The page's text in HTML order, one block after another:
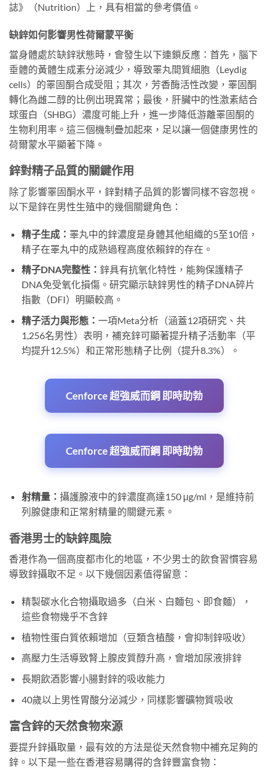
誌》（Nutrition）上，具有相當的參考價值。
缺鋅如何影響男性荷爾蒙平衡
當身體處於缺鋅狀態時，會發生以下連鎖反應：首先，腦下
垂體的黃體生成素分泌減少，導致睪丸間質細胞（Leydig
cells）的睪固酮合成受阻；其次，芳香酶活性改變，睪固酮
轉化為雌二醇的比例出現異常；最後，肝臟中的性激素結合
球蛋白（SHBG）濃度可能上升，進一步降低游離睪固酮的
生物利用率。這三個機制疊加起來，足以讓一個健康男性的
荷爾蒙水平顯著下降。
鋅對精子品質的關鍵作用
除了影響睪固酮水平，鋅對精子品質的影響同樣不容忽視。
以下是鋅在男性生殖中的幾個關鍵角色：
精子生成： 睪丸中的鋅濃度是身體其他組織的5至10倍，
精子在睪丸中的成熟過程高度依賴鋅的存在。
精子DNA完整性： 鋅具有抗氧化特性，能夠保護精子
DNA免受氧化損傷。研究顯示缺鋅男性的精子DNA碎片
指數（DFI）明顯較高。
精子活力與形態： 一項Meta分析（涵蓋12項研究、共
1,256名男性）表明，補充鋅可顯著提升精子活動率（平
均提升12.5%）和正常形態精子比例（提升8.3%）。
Cenforce 超強威而鋼 即時助勃
Cenforce 超強威而鋼 即時助勃
射精量： 攝護腺液中的鋅濃度高達150 μg/ml，是維持前
列腺健康和正常射精量的關鍵元素。
香港男士的缺鋅風險
香港作為一個高度都市化的地區，不少男士的飲食習慣容易
導致鋅攝取不足。以下幾個因素值得留意：
精製碳水化合物攝取過多（白米、白麵包、即食麵），
這些食物幾乎不含鋅
植物性蛋白質依賴增加（豆類含植酸，會抑制鋅吸收）
高壓力生活導致腎上腺皮質醇升高，會增加尿液排鋅
長期飲酒影響小腸對鋅的吸收能力
40歲以上男性胃酸分泌減少，同樣影響礦物質吸收
富含鋅的天然食物來源
要提升鋅攝取量，最有效的方法是從天然食物中補充足夠的
鋅。以下是一些在香港容易購得的含鋅豐富食物：